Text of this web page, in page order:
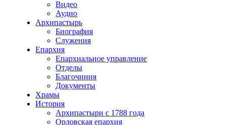
Видео
Аудио
Архипастырь
Биография
Служения
Епархия
Епархиальное управление
Отделы
Благочиния
Документы
Храмы
История
Архипастыри с 1788 года
Орловская епархия